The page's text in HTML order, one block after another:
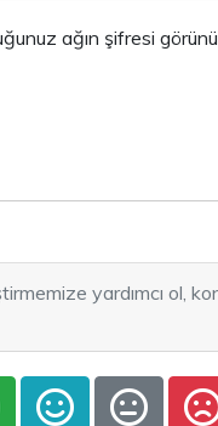
ağın şifresi
yardımcı ol,